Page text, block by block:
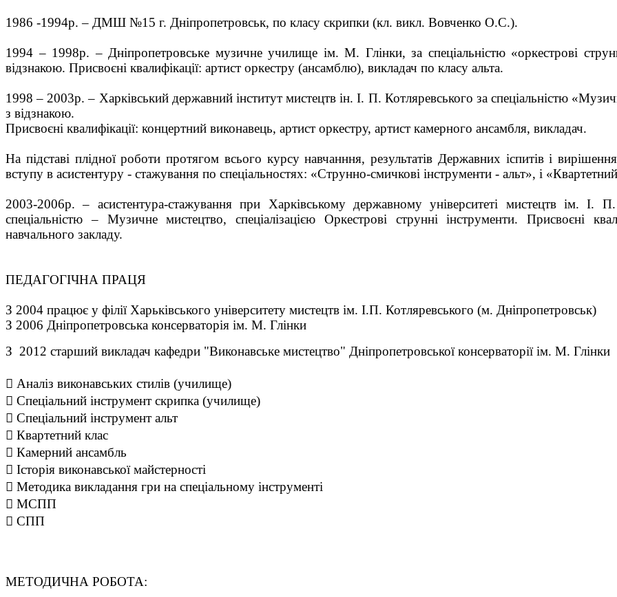
1986 -1994р.– ДМШ №15 г. Дніпропетровськ, по класу скрипки (кл. викл. Вовченко О.С.).
1994 – 1998р. – Дніпропетровське музичне училище ім. М. Глінки, за спеціальністю «оркестрові
відзнакою. Присвоєні квалифікації: артист оркестру (ансамблю), викладач по класу альта.
1998 – 2003р. – Харківський державний інститут мистецтв ін. І. П. Котляревського за спеціальністю
з відзнакою.
Присвоєні квалифікації: концертний виконавець, артист оркестру, артист камерного ансамбля, викладач.
На підставі плідної роботи протягом всього курсу навчанння, результатів Державних іспитів і
вступу в асистентуру - стажування по спеціальностях: «Струнно-смичкові інструменти - альт», і
2003-2006р. – асистентура-стажування при Харківському державному університеті мистецтв ім.
спеціальністю – Музичне мистецтво, спеціалізацією Оркестрові струнні інструменти. Присвоєні
навчального закладу.
ПЕДАГОГІЧНА ПРАЦЯ
З 2004 працює у філії Харьківського університету мистецтв ім. І.П. Котляревського (м. Дніпропетровськ)
З 2006 Дніпропетровська консерваторія ім. М. Глінки
З 2012 старший викладач кафедри "Виконавське мистецтво" Дніпропетровської консерваторії ім. М. Глінки
 Аналіз виконавських стилів (училище)
 Спеціальний інструмент скрипка (училище)
 Спеціальний інструмент альт
 Квартетний клас
 Камерний ансамбль
 Історія виконавської майстерності
 Методика викладання гри на спеціальному інструменті
 МСПП
 СПП
МЕТОДИЧНА РОБОТА: